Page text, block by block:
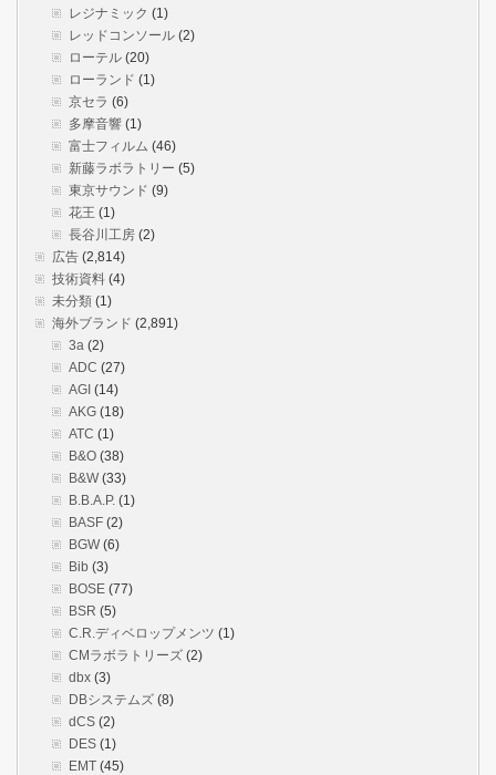
レジナミック (1)
レッドコンソール (2)
ローテル (20)
ローランド (1)
京セラ (6)
多摩音響 (1)
富士フィルム (46)
新藤ラボラトリー (5)
東京サウンド (9)
花王 (1)
長谷川工房 (2)
広告 (2,814)
技術資料 (4)
未分類 (1)
海外ブランド (2,891)
3a (2)
ADC (27)
AGI (14)
AKG (18)
ATC (1)
B&O (38)
B&W(33)
B.B.A.P. (1)
BASF (2)
BGW(6)
Bib (3)
BOSE (77)
BSR (5)
C.R.ディベロップメンツ (1)
CMラボラトリーズ (2)
dbx (3)
DBシステムズ (8)
dCS (2)
DES (1)
EMT (45)